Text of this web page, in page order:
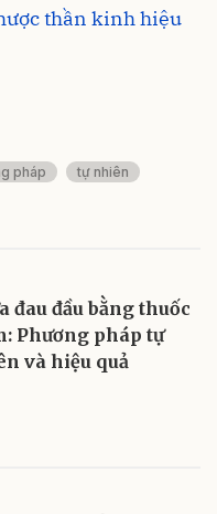
thần kinh hiệu
pháp
tự nhiên
đau đầu bằng thuốc
Phương pháp tự
và hiệu quả